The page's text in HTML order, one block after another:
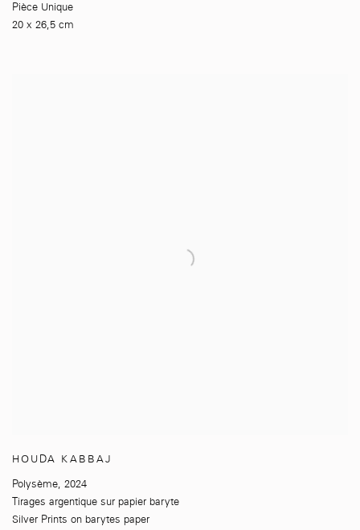
Pièce Unique
20 x 26,5 cm
HOUDA KABBAJ
Polysème, 2024
Tirages argentique sur papier baryte
Silver Prints on barytes paper